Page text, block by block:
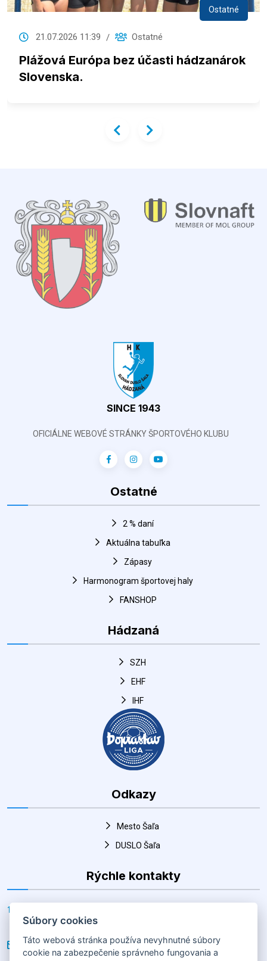
Ostatné
21.07.2026 11:39 Ostatné
Plážová Európa bez účasti hádzanárok
Slovenska.
SINCE 1943
OFICIÁLNE WEBOVÉ STRÁNKY ŠPORTOVÉHO KLUBU
Ostatné
2 % daní
Aktuálna tabuľka
Zápasy
Harmonogram športovej haly
FANSHOP
Hádzaná
SZH
EHF
IHF
Odkazy
Mesto Šaľa
DUSLO Šaľa
Rýchle kontakty
Horná 30, Šaľa 927 01, Slovenská republika
E-mail
Súbory cookies
Táto webová stránka používa nevyhnutné súbory
cookie na zabezpečenie správneho fungovania a